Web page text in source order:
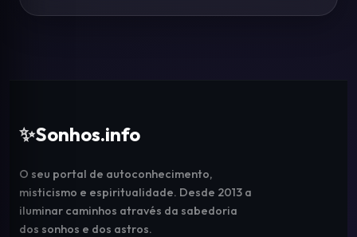
✨Sonhos.info
O seu portal de autoconhecimento,
misticismo e espiritualidade. Desde 2013 a
iluminar caminhos através da sabedoria
dos sonhos e dos astros.